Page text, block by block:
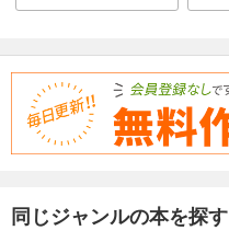
同じジャンルの本を探す